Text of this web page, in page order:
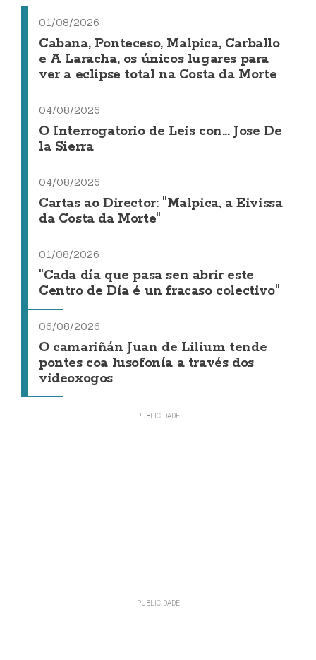
01/08/2026
Cabana, Ponteceso, Malpica, Carballo
e A Laracha, os únicos lugares para
ver a eclipse total na Costa da Morte
04/08/2026
O Interrogatorio de Leis con... Jose De
la Sierra
04/08/2026
Cartas ao Director: "Malpica, a Eivissa
da Costa da Morte"
01/08/2026
"Cada día que pasa sen abrir este
Centro de Día é un fracaso colectivo"
06/08/2026
O camariñán Juan de Lilium tende
pontes coa lusofonía a través dos
videoxogos